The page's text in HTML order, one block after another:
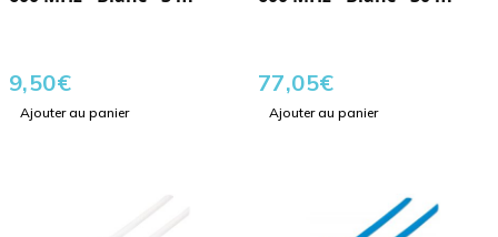
9,50€
Ajouter au panier
77,05€
Ajouter au panier